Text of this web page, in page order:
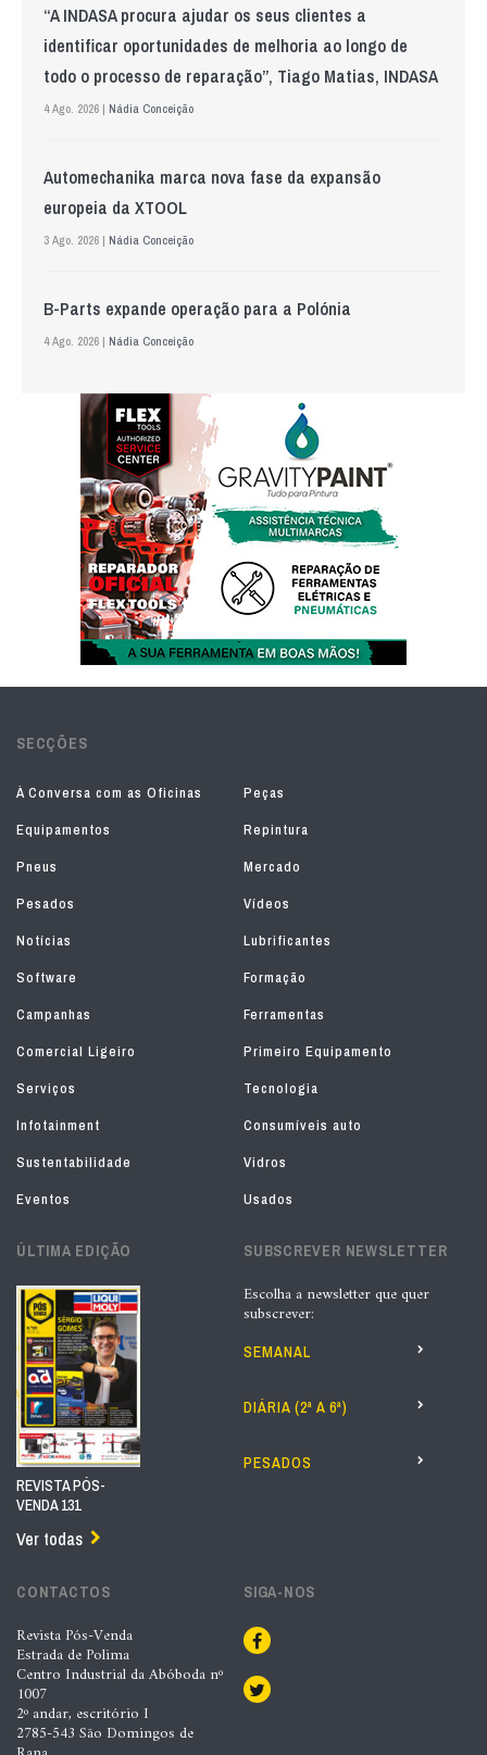
“A INDASA procura ajudar os seus clientes a
identificar oportunidades de melhoria ao longo de
todo o processo de reparação”, Tiago Matias, INDASA
4 Ago. 2026 | Nádia Conceição
Automechanika marca nova fase da expansão
europeia da XTOOL
3 Ago. 2026 | Nádia Conceição
B-Parts expande operação para a Polónia
4 Ago. 2026 | Nádia Conceição
SECÇÕES
À Conversa com as Oficinas
Peças
Equipamentos
Repintura
Pneus
Mercado
Pesados
Vídeos
Notícias
Lubrificantes
Software
Formação
Campanhas
Ferramentas
Comercial Ligeiro
Primeiro Equipamento
Serviços
Tecnologia
Infotainment
Consumíveis auto
Sustentabilidade
Vidros
Eventos
Usados
ÚLTIMA EDIÇÃO
REVISTA PÓS-
VENDA 131
Ver todas
SUBSCREVER NEWSLETTER
Escolha a newsletter que quer
subscrever:
SEMANAL
DIÁRIA (2ª A 6ª)
PESADOS
CONTACTOS
Revista Pós-Venda
Estrada de Polima
Centro Industrial da Abóboda nº
1007
2º andar, escritório I
2785-543 São Domingos de
SIGA-NOS